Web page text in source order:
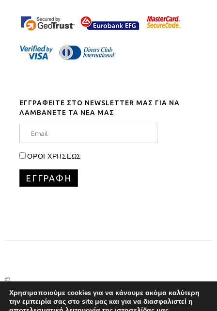
ΕΓΓΡΑΦΕΙΤΕ ΣΤΟ NEWSLETTER ΜΑΣ ΓΙΑ ΝΑ
ΛΑΜΒΑΝΕΤΕ ΤΑ ΝΕΑ ΜΑΣ
ΟΡΟΙ ΧΡΗΣΕΩΣ
©
Copyright
Marinet
Χρησιμοποιούμε cookies για να κάνουμε ακόμα καλύτερη
την εμπειρία σας στο site μας και για να διασφαλιστεί η